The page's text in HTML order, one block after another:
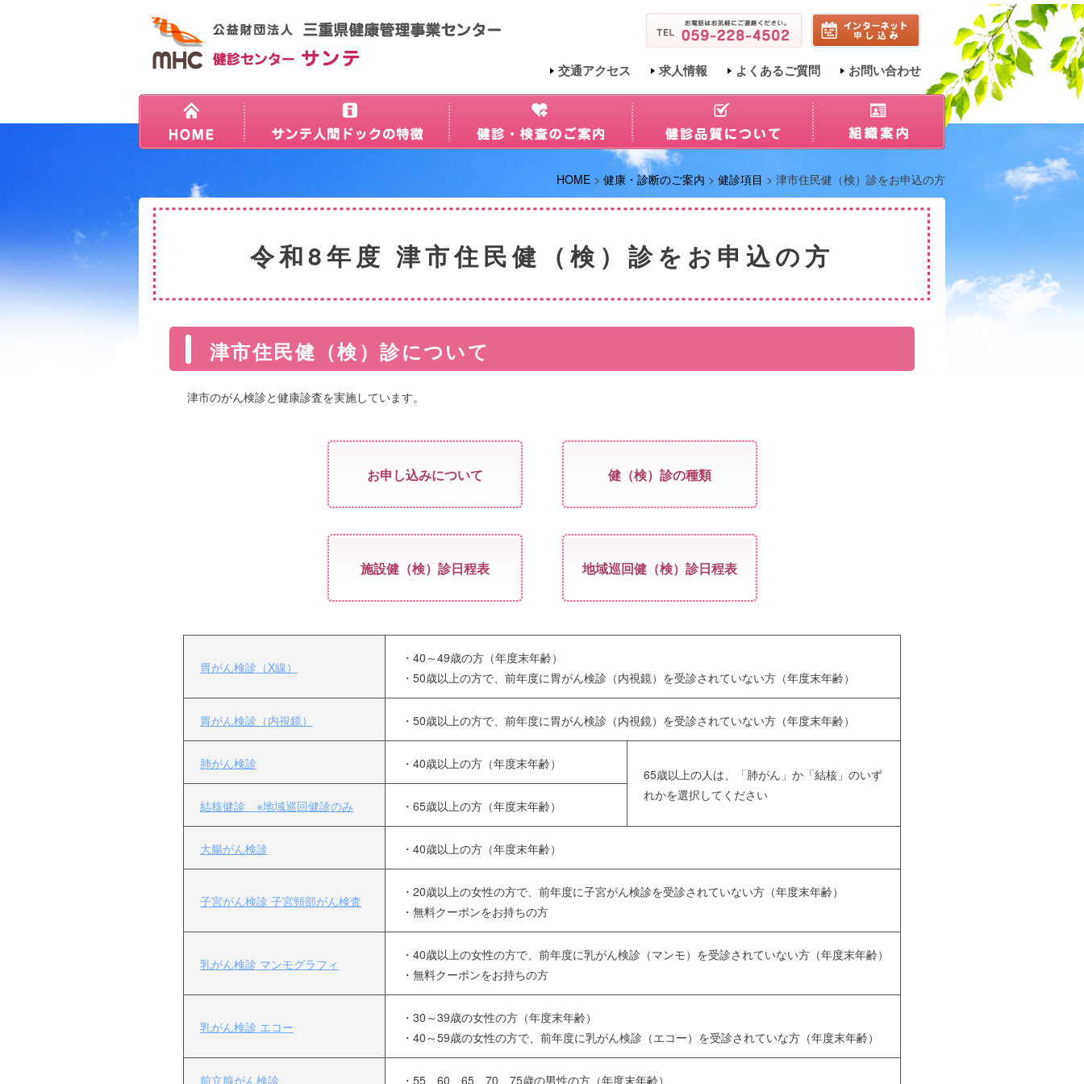
交通アクセス 求人情報 よくあるご質問 お問い合わせ
HOME > 健康・診断のご案内 > 健診項目 > 津市住民健（検）診をお申込の方
令和8年度 津市住民健（検）診をお申込の方
津市住民健（検）診について
津市のがん検診と健康診査を実施しています。
お申し込みについて 健（検）診の種類
施設健（検）診日程表 地域巡回健（検）診日程表
胃がん検診（X線）
・40～49歳の方（年度末年齢）
・50歳以上の方で、前年度に胃がん検診（内視鏡）を受診されていない方（年度末年齢）
胃がん検診（内視鏡） ・50歳以上の方で、前年度に胃がん検診（内視鏡）を受診されていない方（年度末年齢）
肺がん検診 ・40歳以上の方（年度末年齢）
65歳以上の人は、「肺がん」か「結核」のいず
れかを選択してください
結核健診 ※地域巡回健診のみ ・65歳以上の方（年度末年齢）
大腸がん検診 ・40歳以上の方（年度末年齢）
子宮がん検診 子宮頸部がん検査
・20歳以上の女性の方で、前年度に子宮がん検診を受診されていない方（年度末年齢）
・無料クーポンをお持ちの方
乳がん検診 マンモグラフィ
・40歳以上の女性の方で、前年度に乳がん検診（マンモ）を受診されていない方（年度末年齢）
・無料クーポンをお持ちの方
乳がん検診 エコー
・30～39歳の女性の方（年度末年齢）
・40～59歳の女性の方で、前年度に乳がん検診（エコー）を受診されていな方（年度末年齢）
前立腺がん検診 ・55、60、65、70、75歳の男性の方（年度末年齢）